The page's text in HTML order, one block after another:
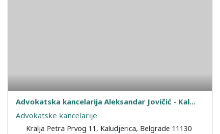
Advokatska kancelarija Aleksandar Jovičić - Kal...
Advokatske kancelarije
Kralja Petra Prvog 11, Kaludjerica, Belgrade 11130